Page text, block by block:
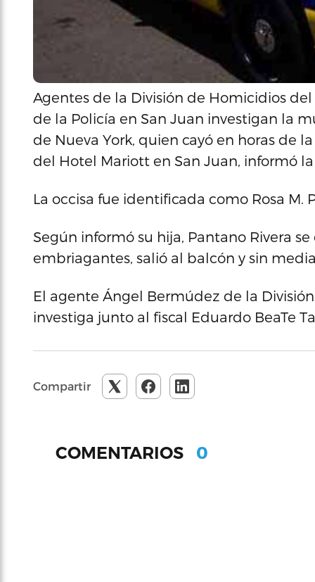
Agentes de la División de Homicidios
de la Policía en San Juan investigan la
de Nueva York, quien cayó en horas de
del Hotel Mariott en San Juan, informó
La occisa fue identificada como Rosa M.
Según informó su hija, Pantano Rivera
embriagantes, salió al balcón y sin
El agente Ángel Bermúdez de la
investiga junto al fiscal Eduardo BeaTe
Compartir
COMENTARIOS 0